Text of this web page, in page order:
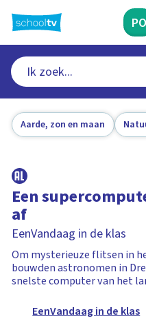
naar
hoofdinhoud
PO
Aarde, zon en maan
Een
af
EenVandaag in de klas
Om mysterieuze flitsen in
bouwden astronomen in
snelste computer van het
EenVandaag in de klas